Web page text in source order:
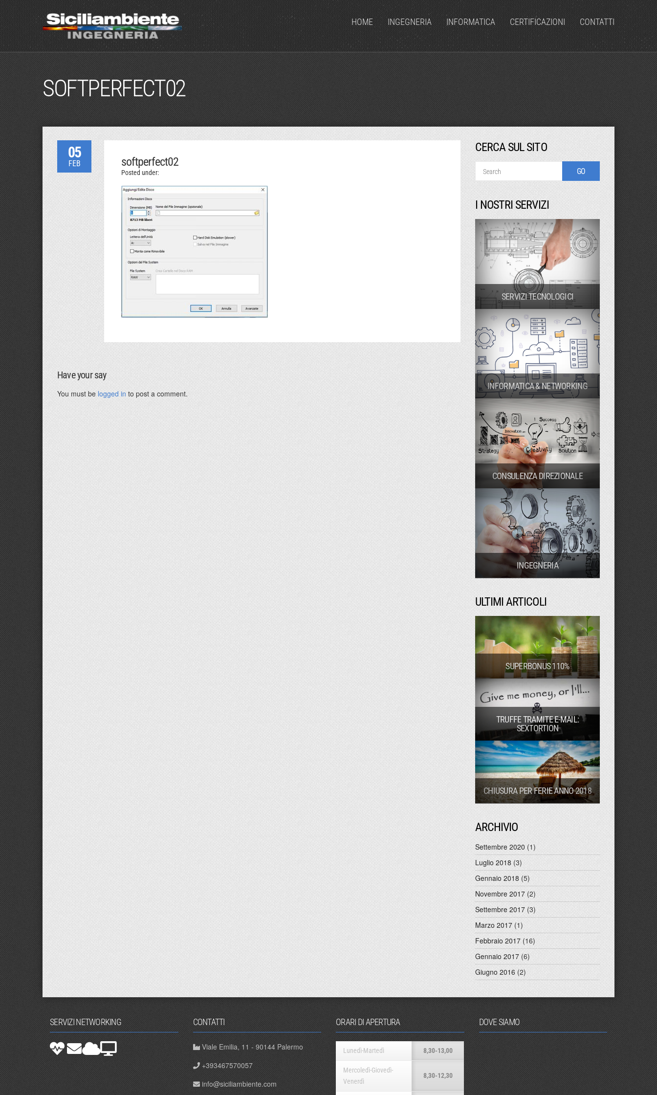
HOME INGEGNERIA INFORMATICA CERTIFICAZIONI CONTATTI
SOFTPERFECT02
05
FEB softperfect02
Posted under:
Have your say
You must be logged in to post a comment.
CERCA SUL SITO
I NOSTRI SERVIZI
SERVIZI TECNOLOGICI
INFORMATICA & NETWORKING
CONSULENZA DIREZIONALE
INGEGNERIA
ULTIMI ARTICOLI
SUPERBONUS 110%
TRUFFE TRAMITE E-MAIL:
SEXTORTION
CHIUSURA PER FERIE ANNO 2018
ARCHIVIO
Settembre 2020 (1)
Luglio 2018 (3)
Gennaio 2018 (5)
Novembre 2017 (2)
Settembre 2017 (3)
Marzo 2017 (1)
Febbraio 2017 (16)
Gennaio 2017 (6)
Giugno 2016 (2)
SERVIZI NETWORKING CONTATTI
Viale Emilia, 11 - 90144 Palermo
+393467570057
info@siciliambiente.com
ORARI DI APERTURA
Lunedì-Martedì 8,30-13,00
Mercoledì-Giovedì-
Venerdì
8,30-12,30
DOVE SIAMO